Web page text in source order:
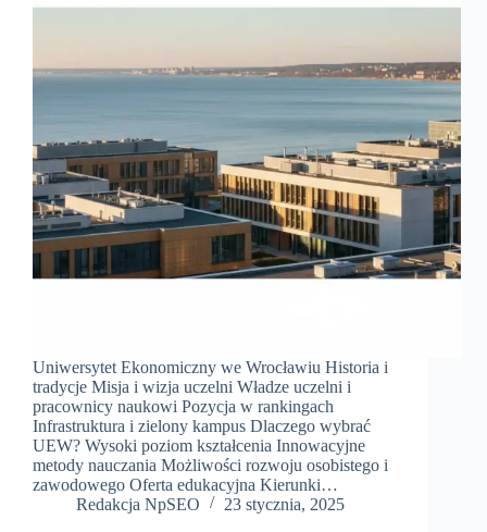
Uniwersytet Ekonomiczny we Wrocławiu Historia i
tradycje Misja i wizja uczelni Władze uczelni i
pracownicy naukowi Pozycja w rankingach
Infrastruktura i zielony kampus Dlaczego wybrać
UEW? Wysoki poziom kształcenia Innowacyjne
metody nauczania Możliwości rozwoju osobistego i
zawodowego Oferta edukacyjna Kierunki…
Redakcja NpSEO
23 stycznia, 2025